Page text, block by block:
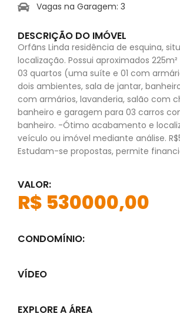
Vagas na Garagem: 3
DESCRIÇÃO DO IMÓVEL
Orfãns Linda residência de esquina,
localização. Possui aproximados
03 quartos (uma suíte e 01 com
dois ambientes, sala de jantar,
com armários, lavanderia, salão com
banheiro e garagem para 03 carros
banheiro. -Ótimo acabamento e
veículo ou imóvel mediante análise.
Estudam-se propostas, permite
VALOR:
R$ 530000,00
CONDOMÍNIO:
VÍDEO
EXPLORE A ÁREA